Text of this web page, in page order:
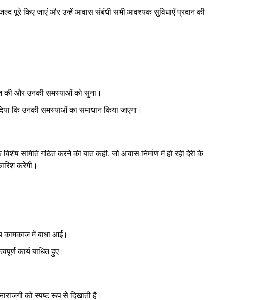
पूरे किए जाएं और उन्हें आवास संबंधी सभी आवश्यक सुविधाएँ प्रदान की
की और उनकी समस्याओं को सुना।
कि उनकी समस्याओं का समाधान किया जाएगा।
समिति गठित करने की बात कही, जो आवास निर्माण में हो रही देरी के
करेगी।
कामकाज में बाधा आई।
कार्य बाधित हुए।
को स्पष्ट रूप से दिखाती है।